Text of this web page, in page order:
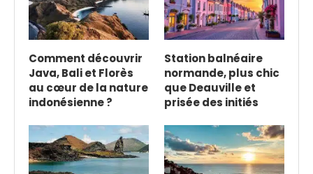
Comment découvrir
Java, Bali et Florès
au cœur de la nature
indonésienne ?
Station balnéaire
normande, plus chic
que Deauville et
prisée des initiés